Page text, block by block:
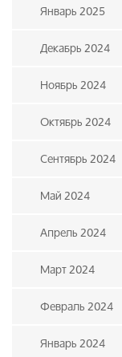
Январь 2025
Декабрь 2024
Ноябрь 2024
Октябрь 2024
Сентябрь 2024
Май 2024
Апрель 2024
Март 2024
Февраль 2024
Январь 2024